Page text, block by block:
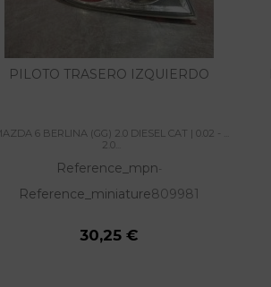
PILOTO TRASERO IZQUIERDO
6 BERLINA (GG) 2.0 DIESEL CAT | 0.02 - ...
2.0...
Reference_mpn-
Reference_miniature809981
30,25 €